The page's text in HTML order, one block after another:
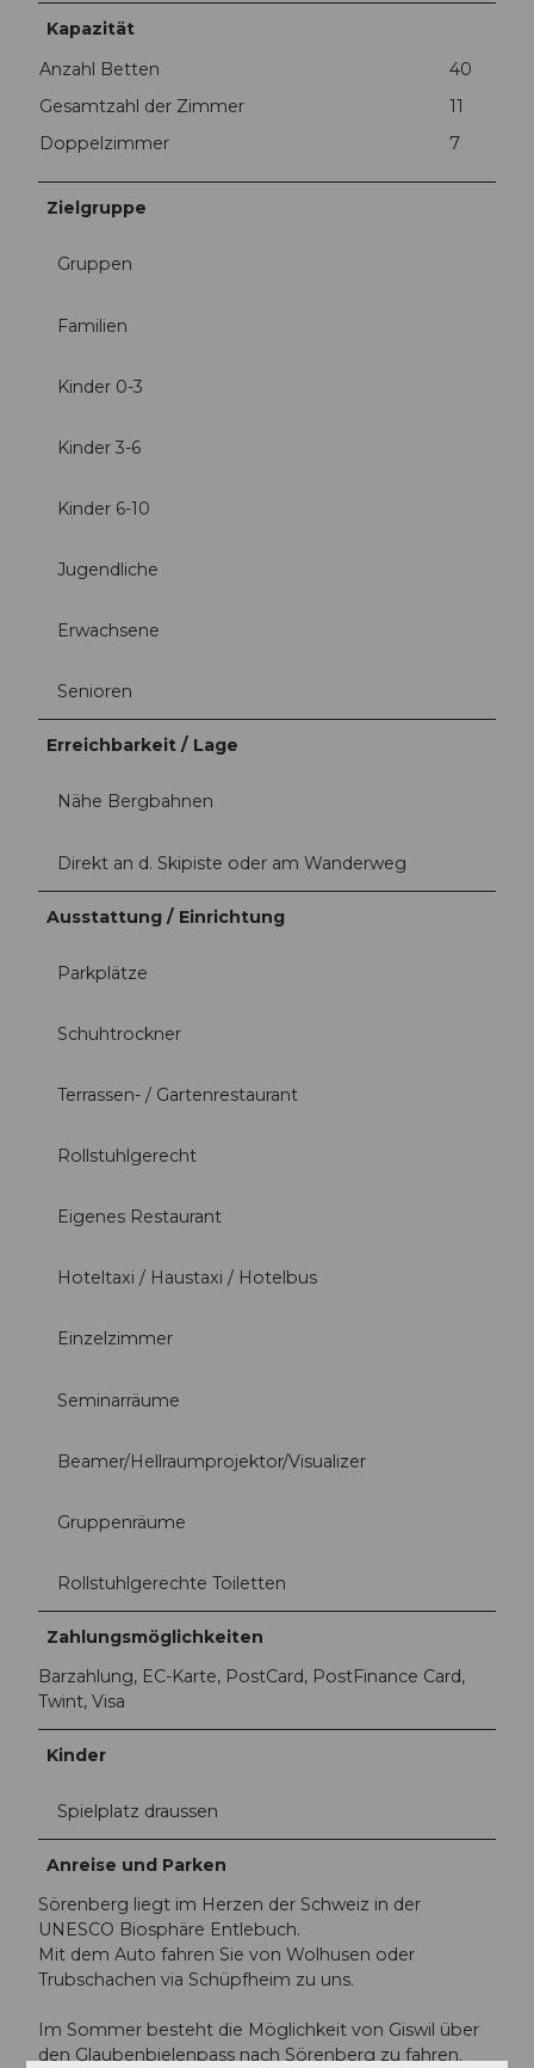
S
c
w
a
d
S
Kapazität
Anzahl Betten
40
Gesamtzahl der Zimmer
11
Doppelzimmer
7
Zielgruppe
Gruppen
Familien
Kinder 0-3
Kinder 3-6
Kinder 6-10
Jugendliche
Erwachsene
Senioren
Erreichbarkeit / Lage
Nähe Bergbahnen
Direkt an d. Skipiste oder am Wanderweg
Ausstattung / Einrichtung
Parkplätze
Schuhtrockner
Terrassen- / Gartenrestaurant
Rollstuhlgerecht
Eigenes Restaurant
Hoteltaxi / Haustaxi / Hotelbus
Einzelzimmer
Seminarräume
Beamer/Hellraumprojektor/Visualizer
Gruppenräume
Rollstuhlgerechte Toiletten
Zahlungsmöglichkeiten
Barzahlung, EC-Karte, PostCard, PostFinance Card,
Twint, Visa
Kinder
Spielplatz draussen
Anreise und Parken
Sörenberg liegt im Herzen der Schweiz in der
UNESCO Biosphäre Entlebuch.
Mit dem Auto fahren Sie von Wolhusen oder
Trubschachen via Schüpfheim zu uns.
Im Sommer besteht die Möglichkeit von Giswil über
den Glaubenbielenpass nach Sörenberg zu fahren.